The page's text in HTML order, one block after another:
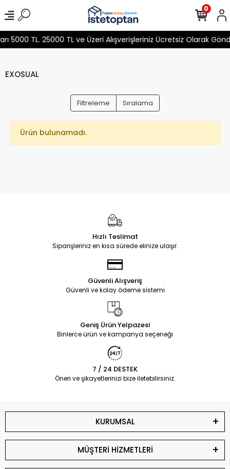
5000 TL. 25000 TL ve Üzeri Alışverişleriniz Ücretsiz Olarak
0
EXOSUAL
Filtreleme Sıralama
Ürün bulunamadı.
Hızlı Teslimat
Siparişleriniz en kısa sürede elinize ulaşır.
Güvenli Alışveriş
Güvenli ve kolay ödeme sistemi
Geniş Ürün Yelpazesi
Binlerce ürün ve kampanya seçeneği
7 / 24 DESTEK
Öneri ve şikayetlerinizi bize iletebilirsiniz.
KURUMSAL
MÜŞTERİ HİZMETLERİ